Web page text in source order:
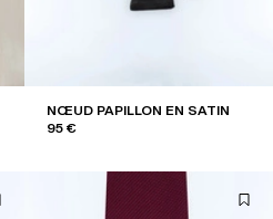
NŒUD PAPILLON EN SATIN
95 €